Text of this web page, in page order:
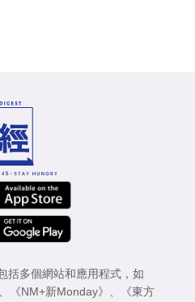
括多個網站和應用程式，如
《NM+新Monday》
《東方